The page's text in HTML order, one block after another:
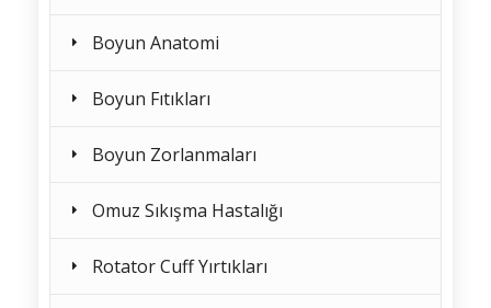
Boyun Anatomi
Boyun Fıtıkları
Boyun Zorlanmaları
Omuz Sıkışma Hastalığı
Rotator Cuff Yırtıkları